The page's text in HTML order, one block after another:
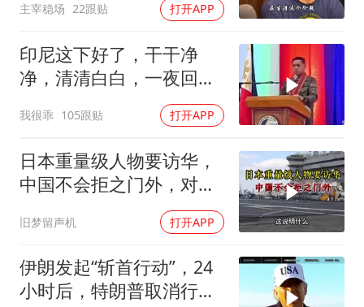
主宰稳场 22跟贴 打开APP
印尼这下好了，干干净
净，清清白白，一夜回到
我很乖 105跟贴 打开APP
日本重量级人物要访华，
中国不会拒之门外，对日
旧梦留声机 打开APP
伊朗发起“斩首行动”，24
小时后，特朗普取消行